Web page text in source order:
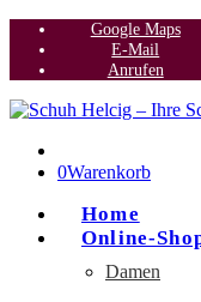
Google Maps
E-Mail
Anrufen
0Warenkorb
Home
Online-
Damen